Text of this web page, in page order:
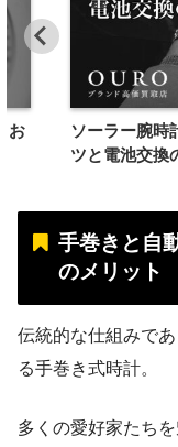
お
ソーラー腕時
ツと電池交換
手巻きと自
のメリット
伝統的な仕組みで
る手巻き式時計。
多くの愛好家たち